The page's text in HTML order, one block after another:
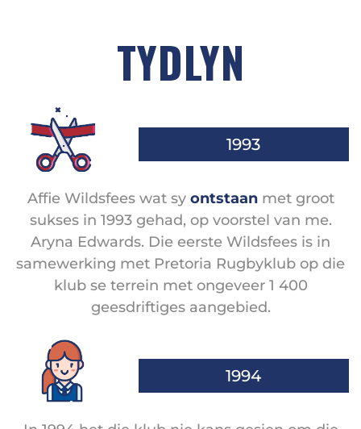
TYDLYN
1993
Affie Wildsfees wat sy ontstaanmet groot
sukses in 1993 gehad, op voorstel van me.
Aryna Edwards. Die eerste Wildsfees is in
samewerking met Pretoria Rugbyklub op die
klub se terrein met ongeveer 1 400
geesdriftiges aangebied.
1994